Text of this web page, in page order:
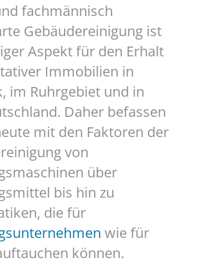
fachmännisch
Gebäudereinigung ist
Aspekt für den Erhalt
Immobilien in
im Ruhrgebiet und in
Daher befassen
mit den Faktoren der
von
über
bis hin zu
die für
wie für
können.